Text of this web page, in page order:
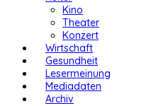
Kino
Theater
Konzert
Wirtschaft
Gesundheit
Lesermeinung
Mediadaten
Archiv